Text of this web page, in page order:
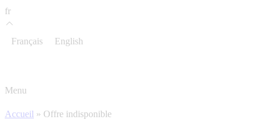
fr
Français English
Menu
Accueil » Offre indisponible